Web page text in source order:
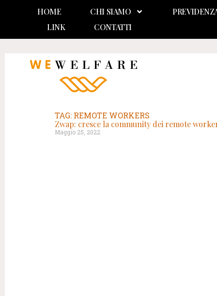
HOME CHI SIAMO
LINK
CONTATTI
TAG: REMOTE WORKERS
Zwap: cresce la community dei remote
Maggio 25, 2022